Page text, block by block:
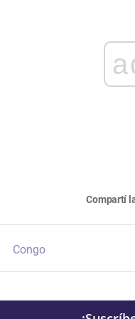
Compartí
Congo